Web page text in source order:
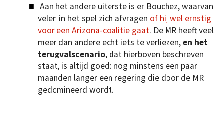
Aan het andere uiterste is er Bouchez, waarvan
velen in het spel zich afvragen of hij wel ernstig
voor een Arizona-coalitie gaat. De MR heeft veel
meer dan andere echt iets te verliezen,en het
terugvalscenario, dat hierboven beschreven
staat, is altijd goed: nog minstens een paar
maanden langer een regering die door de MR
gedomineerd wordt.